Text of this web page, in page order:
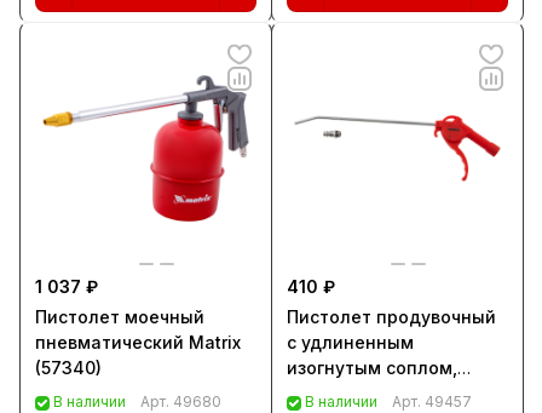
1 037 ₽
Пистолет моечный
пневматический Matrix
(57340)
В наличии Арт. 49680
410 ₽
Пистолет продувочный
с удлиненным
изогнутым соплом,
пневматический, 270
В наличии Арт. 49457